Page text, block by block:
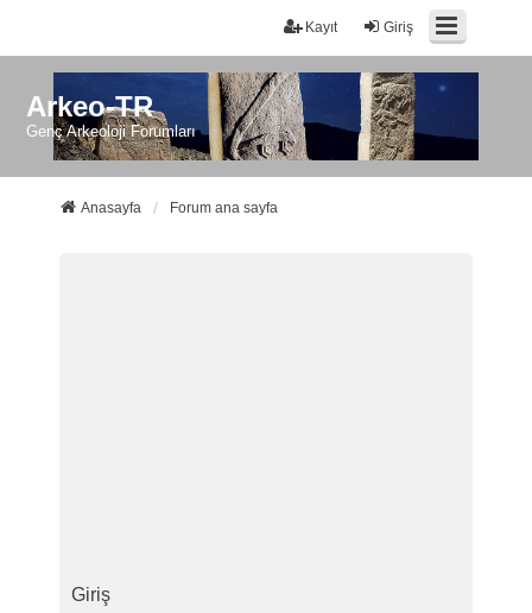
Giriş
Kayıt
Arkeo-TR
Genç Arkeoloji Forumları
Anasayfa Forum ana sayfa
Giriş